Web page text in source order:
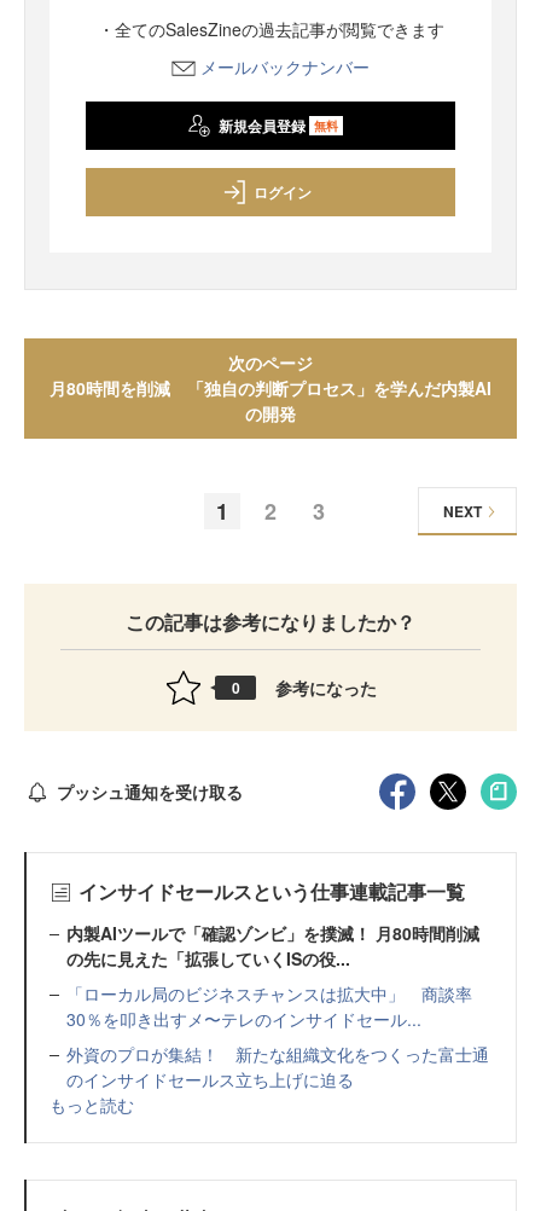
・全てのSalesZineの過去記事が閲覧できます
メールバックナンバー
新規会員登録 無料
ログイン
次のページ
月80時間を削減 「独自の判断プロセス」を学んだ内製AI
の開発
1 2 3 NEXT
この記事は参考になりましたか？
0 参考になった
プッシュ通知を受け取る
インサイドセールスという仕事連載記事一覧
内製AIツールで「確認ゾンビ」を撲滅！ 月80時間削減
の先に見えた「拡張していくISの役...
「ローカル局のビジネスチャンスは拡大中」 商談率
30％を叩き出すメ〜テレのインサイドセール...
外資のプロが集結！ 新たな組織文化をつくった富士通
のインサイドセールス立ち上げに迫る
もっと読む